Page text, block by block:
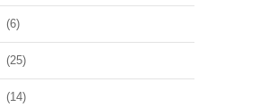
(6)
(25)
(14)